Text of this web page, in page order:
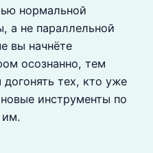
нормальной
а не параллельной
вы начнёте
осознанно, тем
тех, кто уже
инструменты по
им.